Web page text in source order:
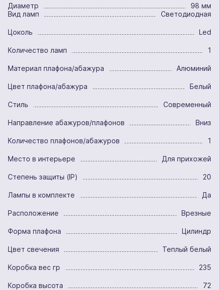
Диаметр
98 мм
Вид ламп
Светодиодная
Цоколь Led
Количество ламп 1
Материал плафона/абажура Алюминий
Цвет плафона/абажура Белый
Стиль Современный
Направление абажуров/плафонов Вниз
Количество плафонов/абажуров 1
Место в интерьере Для прихожей
Степень защиты (IP) 20
Лампы в комплекте Да
Расположение Врезные
Форма плафона Цилиндр
Цвет свечения Теплый белый
Коробка вес гр 235
Коробка высота 72